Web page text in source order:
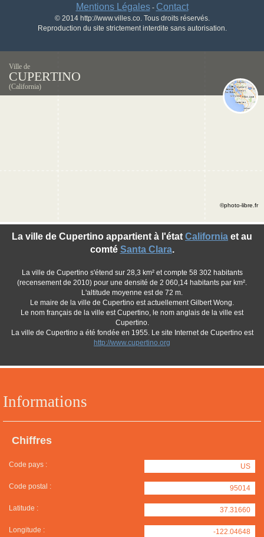
Mentions Légales- Contact
© 2014 http://www.villes.co. Tous droits réservés.
Reproduction du site strictement interdite sans autorisation.
Ville de
CUPERTINO
(California)
Informations
Chiffres
Code pays : US
Code postal : 95014
Latitude : 37.31660
Longitude : -122.04648
La ville de Cupertino appartient à l'état California et au
comté Santa Clara.
La ville de Cupertino s'étend sur 28,3 km² et compte 58 302 habitants
(recensement de 2010) pour une densité de 2 060,14 habitants par km².
L'altitude moyenne est de 72 m.
Le maire de la ville de Cupertino est actuellement Gilbert Wong.
Le nom français de la ville est Cupertino, le nom anglais de la ville est
Cupertino.
La ville de Cupertino a été fondée en 1955. Le site Internet de Cupertino est
http://www.cupertino.org
©photo-libre.fr